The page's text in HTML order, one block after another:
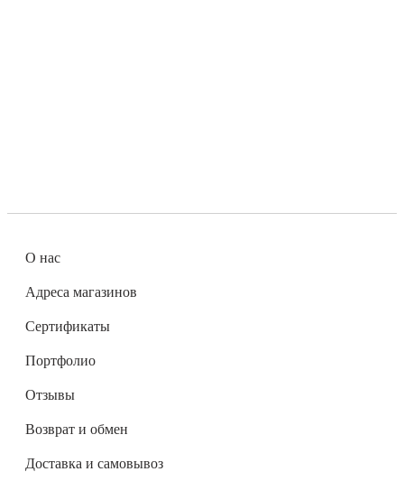
О нас
Адреса магазинов
Сертификаты
Портфолио
Отзывы
Возврат и обмен
Доставка и самовывоз